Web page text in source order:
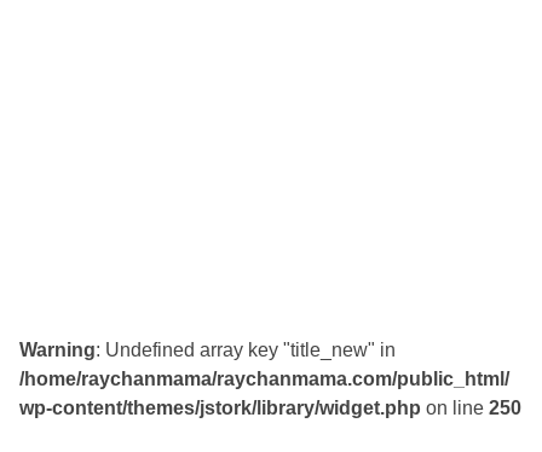
Warning: Undefined array key "title_new" in
/home/raychanmama/raychanmama.com/public_html/
wp-content/themes/jstork/library/widget.php on line250